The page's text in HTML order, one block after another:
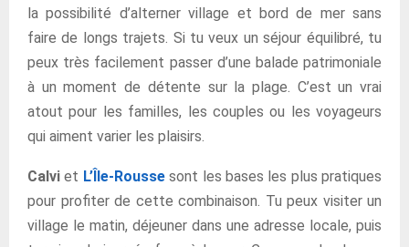
la possibilité d’alterner village et bord de mer sans
faire de longs trajets. Si tu veux un séjour équilibré, tu
peux très facilement passer d’une balade patrimoniale
à un moment de détente sur la plage. C’est un vrai
atout pour les familles, les couples ou les voyageurs
qui aiment varier les plaisirs.
Calvi et L’Île-Roussesont les bases les plus pratiques
pour profiter de cette combinaison. Tu peux visiter un
village le matin, déjeuner dans une adresse locale, puis